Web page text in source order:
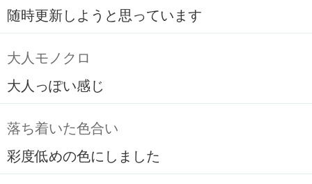
随時更新しようと思っています
大人モノクロ
大人っぽい感じ
落ち着いた色合い
彩度低めの色にしました